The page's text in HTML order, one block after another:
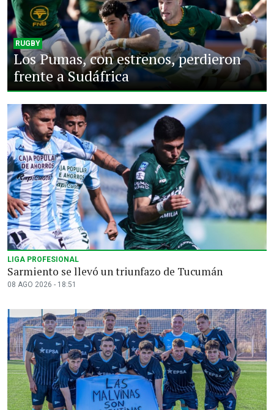
RUGBY
Los Pumas, con estrenos, perdieron
frente a Sudáfrica
LIGA PROFESIONAL
Sarmiento se llevó un triunfazo de Tucumán
08 AGO 2026 - 18:51